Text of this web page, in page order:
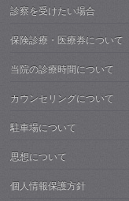
診察を受けたい場合
保険診療・医療券について
当院の診療時間について
カウンセリングについて
駐車場について
思想について
個人情報保護方針